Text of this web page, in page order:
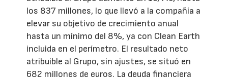
los 837 millones, lo que llevó a la compañía a
elevar su objetivo de crecimiento anual
hasta un mínimo del 8%, ya con Clean Earth
incluida en el perímetro. El resultado neto
atribuible al Grupo, sin ajustes, se situó en
682 millones de euros. La deuda financiera